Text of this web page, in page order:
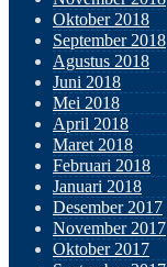
Oktober 2018
September 2018
Agustus 2018
Juni 2018
Mei 2018
April 2018
Maret 2018
Februari 2018
Januari 2018
Desember 2017
November 2017
Oktober 2017